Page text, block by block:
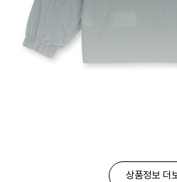
상품정보 더